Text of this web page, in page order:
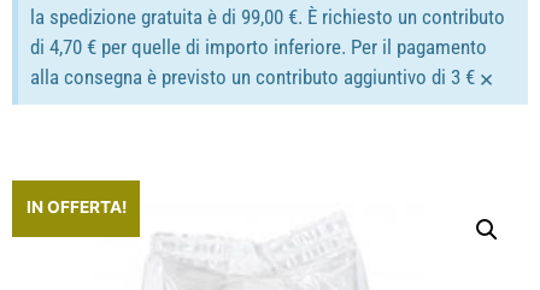
la spedizione gratuita è di 99,00 €. È richiesto un contributo
di 4,70 € per quelle di importo inferiore. Per il pagamento
alla consegna è previsto un contributo aggiuntivo di 3 € ×
IN OFFERTA!